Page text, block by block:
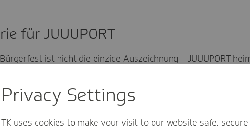
für JUUUPORT
ist nicht die einzige Auszeichnung – JUUUPORT
darum, den Bundespräsidenten zu überzeugen.
Klebb, die Frank-Walter Steinmeier in wenigen Minuten
sich hinter einer Absperrung in Position gebracht.
Steinmeier, seine Frau Elke Büdenbender und
Privacy Settings
TK uses cookies to make your visit to our website safe,